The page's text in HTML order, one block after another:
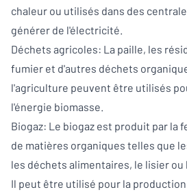
chaleur ou utilisés dans des
générer de l'électricité.
Déchets agricoles: La paille, les
fumier et d'autres déchets
l'agriculture peuvent être utilisés
l'énergie biomasse.
Biogaz: Le biogaz est produit par la
de matières organiques telles que
les déchets alimentaires, le lisier ou
Il peut être utilisé pour la